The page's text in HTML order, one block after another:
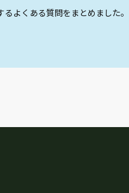
よくある質問をまとめました。